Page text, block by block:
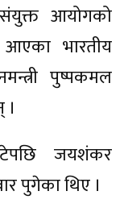
संयुक्त आयोगको
भारतीय
पुष्पकमल
जयशंकर
पुगेका थिए ।